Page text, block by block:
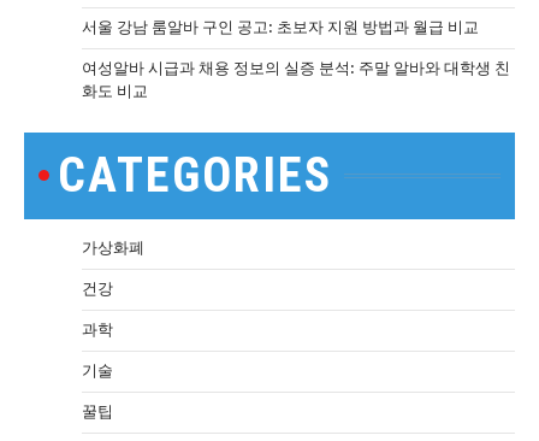
서울 강남 룸알바 구인 공고: 초보자 지원 방법과 월급 비교
여성알바 시급과 채용 정보의 실증 분석: 주말 알바와 대학생 친
화도 비교
CATEGORIES
가상화폐
건강
과학
기술
꿀팁